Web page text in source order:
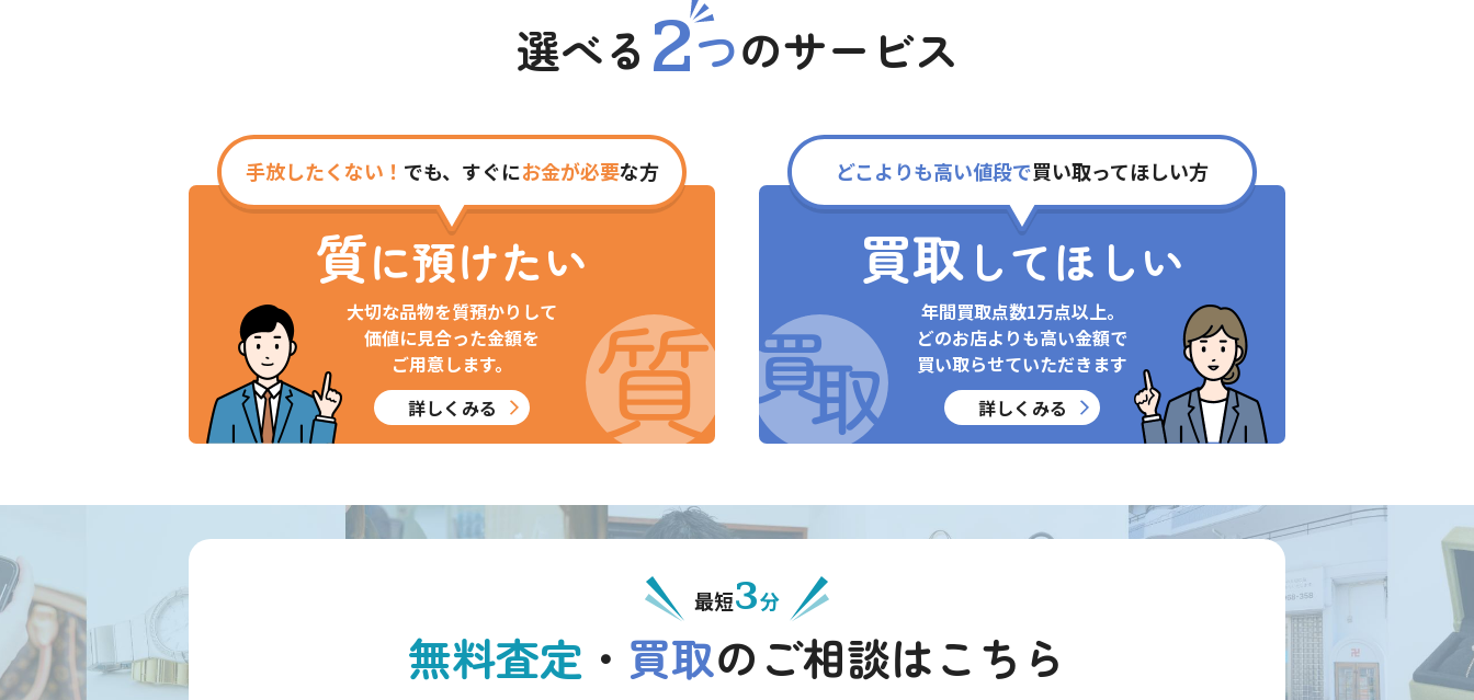
選べる 2つのサービス
手放したくない！ でも、すぐにお金が必要な方
質に預けたい
大切な品物を質預かりして
価値に見合った金額を
ご用意します。
詳しくみる
どこよりも高い値段で買い取ってほしい方
買取 してほしい
年間買取点数1万点以上。
どのお店よりも高い金額で
買い取らせていただきます
詳しくみる
最短3分
無料査定 ・ 買取のご相談はこちら